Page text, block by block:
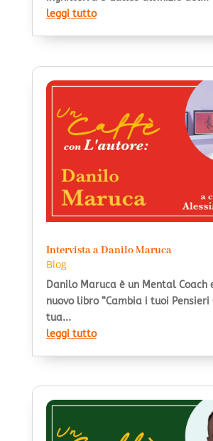
leggi tutto
Intervista a Danilo Maruca
Blog
Danilo Maruca è un Mental Coach
nuovo libro “Cambia i tuoi
tua...
leggi tutto